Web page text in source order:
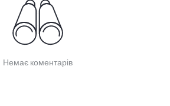
Немає коментарів